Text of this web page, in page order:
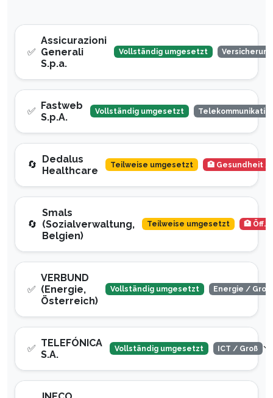
✅
Assicurazioni
Generali
S.p.a.
Vollständig umgesetzt
✅ Fastweb
S.p.A.
Vollständig umgesetzt
🔄 Dedalus
Healthcare
Teilweise umgesetzt 🏥 Gesundheit /
🔄
Smals
(Sozialverwaltung,
Belgien)
Teilweise umgesetzt 🏥 Öff.
✅
VERBUND
(Energie,
Österreich)
Vollständig umgesetzt Energie / Groß
✅ TELEFÓNICA
S.A.
Vollständig umgesetzt ICT / Groß